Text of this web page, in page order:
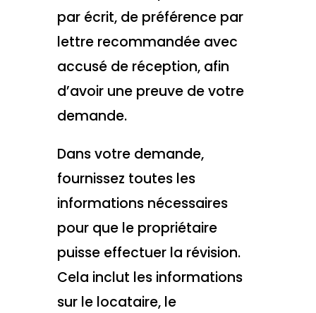
par écrit, de préférence par
lettre recommandée avec
accusé de réception, afin
d’avoir une preuve de votre
demande.
Dans votre demande,
fournissez toutes les
informations nécessaires
pour que le propriétaire
puisse effectuer la révision.
Cela inclut les informations
sur le locataire, le